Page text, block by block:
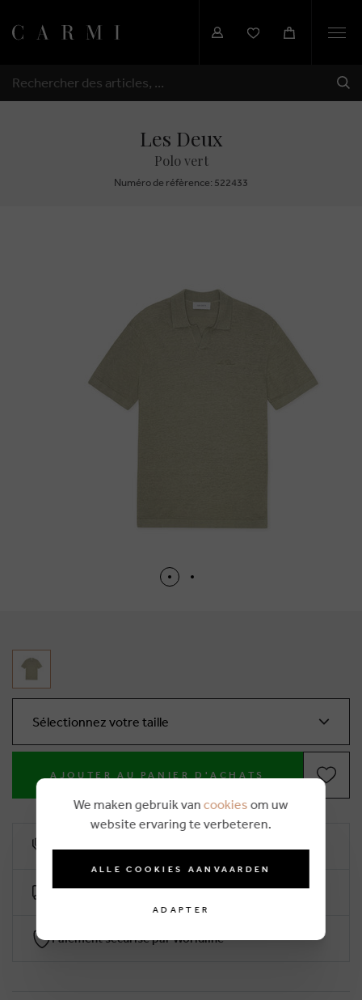
RECHERCHER
Les Deux
Polo vert
Numéro de réfèrence: 522433
Sélectionnez votre taille
AJOUTER AU PANIER D'ACHATS
10% remise de fidélité
Livraison gratuite dès €50 (2-4 jours ouvrables)
Paiement sécurisé par Worldline
We maken gebruik van cookies om uw
website ervaring te verbeteren.
ALLE COOKIES AANVAARDEN
ADAPTER